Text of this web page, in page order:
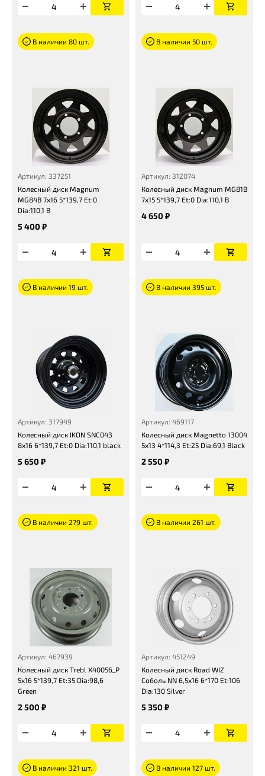
В наличии 80 шт.
Артикул: 337251
Колесный диск Magnum
MG84B 7x16 5*139,7 Et:0
Dia:110,1 B
5 400 ₽
В наличии 50 шт.
Артикул: 312074
Колесный диск Magnum MG81B
7x15 5*139,7 Et:0 Dia:110,1 B
4 650 ₽
В наличии 19 шт.
Артикул: 317949
Колесный диск IKON SNC043
8x16 6*139,7 Et:0 Dia:110,1 black
5 650 ₽
В наличии 395 шт.
Артикул: 469117
Колесный диск Magnetto 13004
5x13 4*114,3 Et:25 Dia:69,1 Black
2 550 ₽
В наличии 279 шт.
Артикул: 467939
Колесный диск Trebl X40056_P
5x16 5*139,7 Et:35 Dia:98,6
Green
2 500 ₽
В наличии 261 шт.
Артикул: 451249
Колесный диск Road WIZ
Соболь NN 6,5x16 6*170 Et:106
Dia:130 Silver
5 350 ₽
В наличии 321 шт. В наличии 127 шт.